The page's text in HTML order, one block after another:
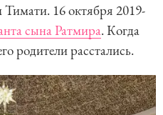
16 октября 2019-
сына Ратмира. Когда
родители расстались.